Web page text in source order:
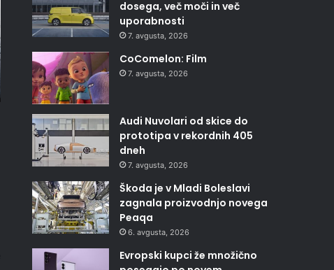
dosega, več moči in več
uporabnosti
7. avgusta, 2026
CoComelon: Film
7. avgusta, 2026
Audi Nuvolari od skice do
prototipa v rekordnih 405
dneh
7. avgusta, 2026
Škoda je v Mladi Boleslavi
zagnala proizvodnjo novega
Peaqa
6. avgusta, 2026
Evropski kupci že množično